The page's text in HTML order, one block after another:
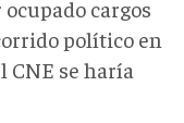
cargos
político en
se haría